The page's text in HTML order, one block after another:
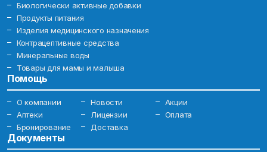
Биологически активные добавки
Продукты питания
Изделия медицинского назначения
Контрацептивные средства
Минеральные воды
Товары для мамы и малыша
Помощь
О компании Новости
Акции
Аптеки
Лицензии
Оплата
Бронирование
Доставка
Документы